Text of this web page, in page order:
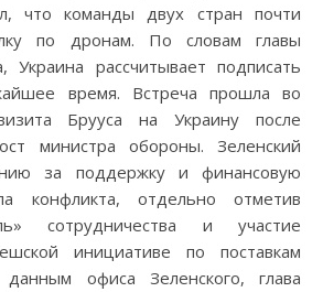
что команды двух стран почти
по дронам. По словам главы
Украина рассчитывает подписать
время. Встреча прошла во
Брууса на Украину после
министра обороны. Зеленский
за поддержку и финансовую
конфликта, отдельно отметив
сотрудничества и участие
инициативе по поставкам
офиса Зеленского, глава